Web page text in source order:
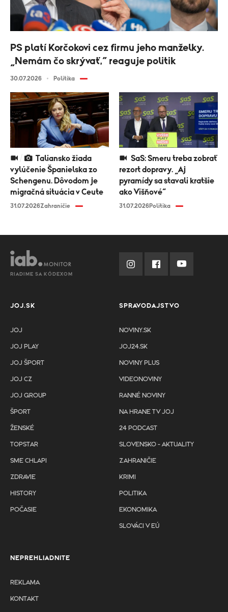
vylúčenie Španielska zo
Schengenu. Dôvodom je
migračná situácia v Ceute
31.07.2026Zahraničie
rezort dopravy. „Aj
pyramídy sa stavali kratšie
ako Višňové“
31.07.2026Politika
PS platí Korčokovi cez firmu jeho manželky.
„Nemám čo skrývať,“ reaguje politik
30.07.2026 Politika
RIADIME SA KÓDEXOM
JOJ.SK
JOJ
JOJ PLAY
JOJ ŠPORT
JOJ CZ
JOJ GROUP
ŠPORT
ŽENSKÉ
TOPSTAR
SME CHLAPI
ZDRAVIE
HISTORY
POČASIE
SPRAVODAJSTVO
NOVINY.SK
JOJ24.SK
NOVINY PLUS
VIDEONOVINY
RANNÉ NOVINY
NA HRANE TV JOJ
24 PODCAST
SLOVENSKO - AKTUALITY
ZAHRANIČIE
KRIMI
POLITIKA
EKONOMIKA
SLOVÁCI V EÚ
NEPREHLIADNITE
REKLAMA
KONTAKT